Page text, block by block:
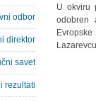
U okviru
odobren
odbor
direktor
savet
rezultati